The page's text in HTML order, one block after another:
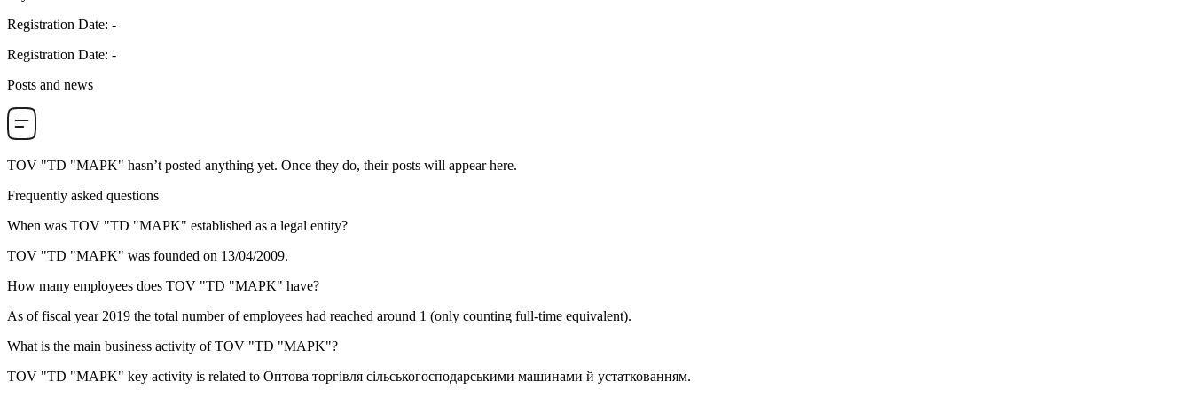
Registration Date: -
Registration Date: -
Posts and news
TOV "TD "MAPK" hasn’t posted anything yet. Once they do, their posts will appear here.
Frequently asked questions
When was TOV "TD "MAPK" established as a legal entity?
TOV "TD "MAPK" was founded on 13/04/2009.
How many employees does TOV "TD "MAPK" have?
As of fiscal year 2019 the total number of employees had reached around 1 (only counting full-time equivalent).
What is the main business activity ofTOV "TD "MAPK"?
TOV "TD "MAPK" key activity is related to Оптова торгівля сільськогосподарськими машинами й устаткованням.